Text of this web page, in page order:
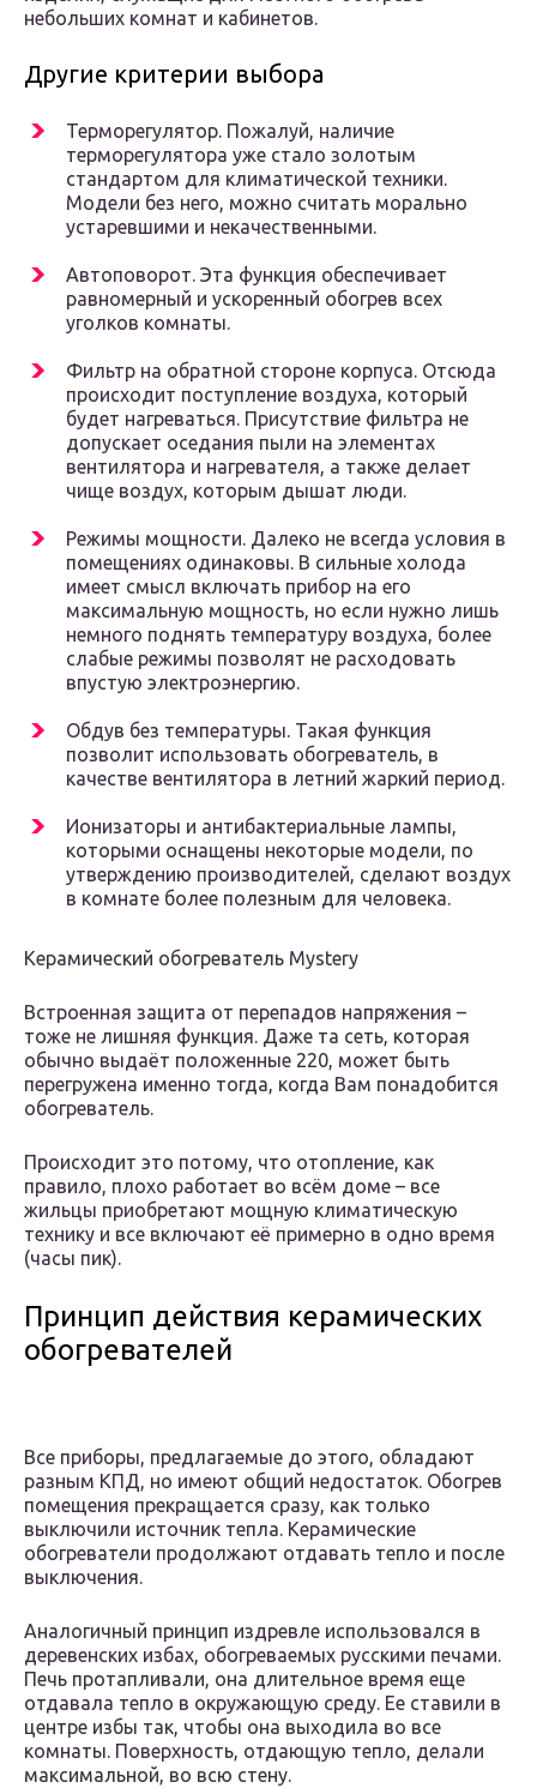
небольших комнат и кабинетов.
Другие критерии выбора
Терморегулятор. Пожалуй, наличие
терморегулятора уже стало золотым
стандартом для климатической техники.
Модели без него, можно считать морально
устаревшими и некачественными.
Автоповорот. Эта функция обеспечивает
равномерный и ускоренный обогрев всех
уголков комнаты.
Фильтр на обратной стороне корпуса. Отсюда
происходит поступление воздуха, который
будет нагреваться. Присутствие фильтра не
допускает оседания пыли на элементах
вентилятора и нагревателя, а также делает
чище воздух, которым дышат люди.
Режимы мощности. Далеко не всегда условия в
помещениях одинаковы. В сильные холода
имеет смысл включать прибор на его
максимальную мощность, но если нужно лишь
немного поднять температуру воздуха, более
слабые режимы позволят не расходовать
впустую электроэнергию.
Обдув без температуры. Такая функция
позволит использовать обогреватель, в
качестве вентилятора в летний жаркий период.
Ионизаторы и антибактериальные лампы,
которыми оснащены некоторые модели, по
утверждению производителей, сделают воздух
в комнате более полезным для человека.
Керамический обогреватель Mystery
Встроенная защита от перепадов напряжения –
тоже не лишняя функция. Даже та сеть, которая
обычно выдаёт положенные 220, может быть
перегружена именно тогда, когда Вам понадобится
обогреватель.
Происходит это потому, что отопление, как
правило, плохо работает во всём доме – все
жильцы приобретают мощную климатическую
технику и все включают её примерно в одно время
(часы пик).
Принцип действия керамических
обогревателей
Все приборы, предлагаемые до этого, обладают
разным КПД, но имеют общий недостаток. Обогрев
помещения прекращается сразу, как только
выключили источник тепла. Керамические
обогреватели продолжают отдавать тепло и после
выключения.
Аналогичный принцип издревле использовался в
деревенских избах, обогреваемых русскими печами.
Печь протапливали, она длительное время еще
отдавала тепло в окружающую среду. Ее ставили в
центре избы так, чтобы она выходила во все
комнаты. Поверхность, отдающую тепло, делали
максимальной, во всю стену.